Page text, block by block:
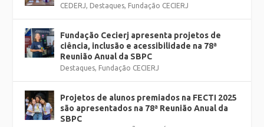
CEDERJ, Destaques, Fundação CECIERJ
Fundação Cecierj apresenta projetos de
ciência, inclusão e acessibilidade na 78ª
Reunião Anual da SBPC
Destaques, Fundação CECIERJ
Projetos de alunos premiados na FECTI 2025
são apresentados na 78ª Reunião Anual da
SBPC